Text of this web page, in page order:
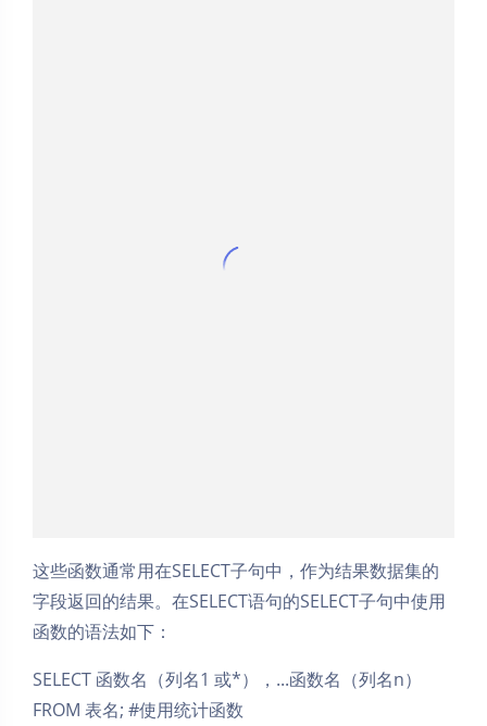
这些函数通常用在SELECT子句中，作为结果数据集的
字段返回的结果。在SELECT语句的SELECT子句中使用
函数的语法如下：
SELECT 函数名（列名1 或*），...函数名（列名n）
FROM 表名; #使用统计函数